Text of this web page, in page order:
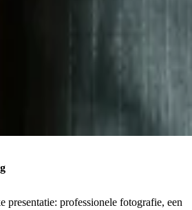
presentatie: professionele fotografie, een